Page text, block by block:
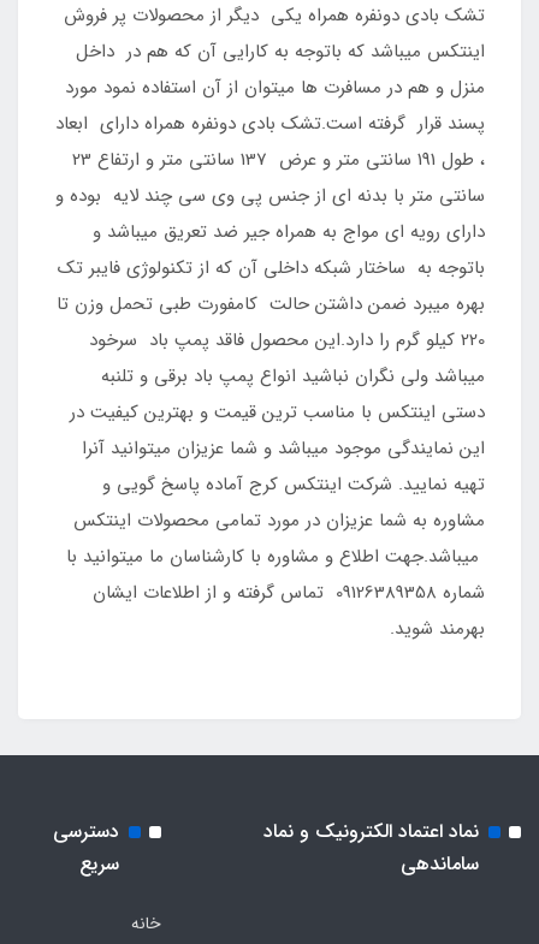
تشک بادی دونفره همراه یکی دیگر از محصولات پر فروش
اینتکس میباشد که باتوجه به کارایی آن که هم در داخل
منزل و هم در مسافرت ها میتوان از آن استفاده نمود مورد
پسند قرار گرفته است.تشک بادی دونفره همراه دارای ابعاد
، طول 191 سانتی متر و عرض 137 سانتی متر و ارتفاع 23
سانتی متر با بدنه ای از جنس پی وی سی چند لایه بوده و
دارای رویه ای مواج به همراه جیر ضد تعریق میباشد و
باتوجه به ساختار شبکه داخلی آن که از تکنولوژی فایبر تک
بهره میبرد ضمن داشتن حالت کامفورت طبی تحمل وزن تا
220 کیلو گرم را دارد.این محصول فاقد پمپ باد سرخود
میباشد ولی نگران نباشید انواع پمپ باد برقی و تلنبه
دستی اینتکس با مناسب ترین قیمت و بهترین کیفیت در
این نمایندگی موجود میباشد و شما عزیزان میتوانید آنرا
تهیه نمایید. شرکت اینتکس کرج آماده پاسخ گویی و
مشاوره به شما عزیزان در مورد تمامی محصولات اینتکس
میباشد.جهت اطلاع و مشاوره با کارشناسان ما میتوانید با
شماره 09126389358 تماس گرفته و از اطلاعات ایشان
بهرمند شوید.
نماد اعتماد الکترونیک و نماد
ساماندهی
دسترسی
سریع
خانه